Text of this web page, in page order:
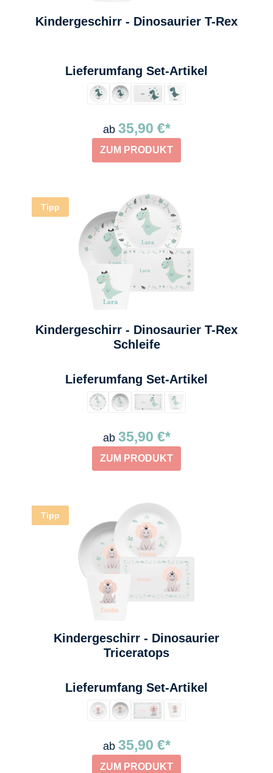
Kindergeschirr - Dinosaurier T-Rex
Lieferumfang Set-Artikel
ab 35,90 €*
ZUM PRODUKT
Tipp
Kindergeschirr - Dinosaurier T-Rex
Schleife
Lieferumfang Set-Artikel
ab 35,90 €*
ZUM PRODUKT
Tipp
Kindergeschirr - Dinosaurier
Triceratops
Lieferumfang Set-Artikel
ab 35,90 €*
ZUM PRODUKT